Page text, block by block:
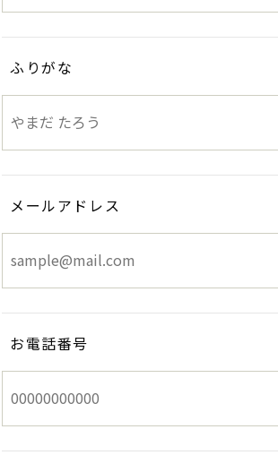
ふりがな
メールアドレス
お電話番号